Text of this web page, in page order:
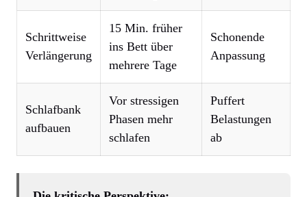
Schrittweise
Verlängerung
15 Min. früher
ins Bett über
mehrere Tage
Schonende
Anpassung
Schlafbank
aufbauen
Vor stressigen
Phasen mehr
schlafen
Puffert
Belastungen
ab